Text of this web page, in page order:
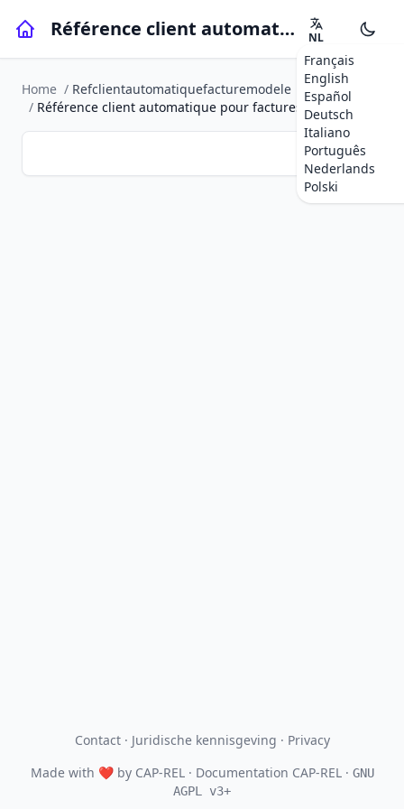
Référence client automatique pour factures modèles NL
Français
English
Español
Deutsch
Italiano
Português
Nederlands
Polski
Home / Refclientautomatiquefacturemodele
/ Référence client automatique pour factures modèles
Contact· Juridische kennisgeving · Privacy
Made with ❤by CAP-REL· Documentation CAP-REL · GNU
AGPL v3+